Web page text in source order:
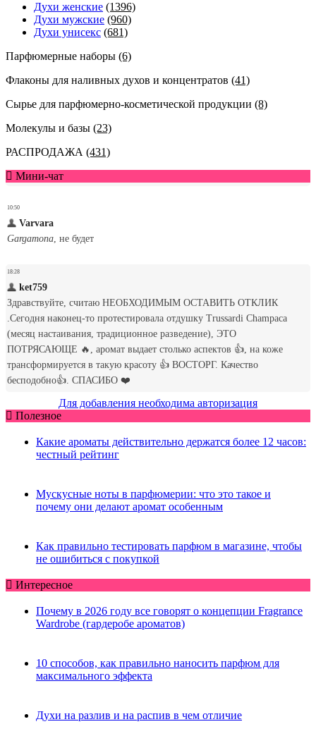
Духи женские (1396)
Духи мужские (960)
Духи унисекс (681)
Парфюмерные наборы (6)
Флаконы для наливных духов и концентратов (41)
Сырье для парфюмерно-косметической продукции (8)
Молекулы и базы (23)
РАСПРОДАЖА (431)
Мини-чат
Для добавления необходима авторизация
Полезное
Какие ароматы действительно держатся более 12 часов:
честный рейтинг
Мускусные ноты в парфюмерии: что это такое и
почему они делают аромат особенным
Как правильно тестировать парфюм в магазине, чтобы
не ошибиться с покупкой
Интересное
Почему в 2026 году все говорят о концепции Fragrance
Wardrobe (гардеробе ароматов)
10 способов, как правильно наносить парфюм для
максимального эффекта
Духи на разлив и на распив в чем отличие